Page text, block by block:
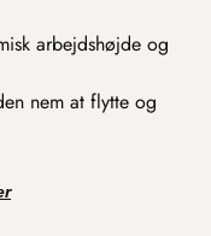
arbejdshøjde og
nem at flytte og